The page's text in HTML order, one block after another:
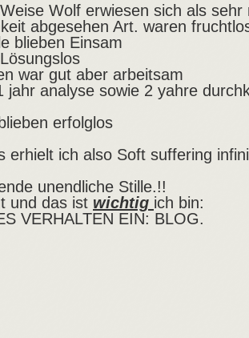
Wolf erwiesen sich als sehr
abgesehen Art. waren
blieben Einsam
war gut aber arbeitsam
jahr analyse sowie 2 yahre
erfolglos
erhielt ich also Soft suffering
unendliche Stille.!!
und das ist wichtig ich bin:
VERHALTEN EIN: BLOG.